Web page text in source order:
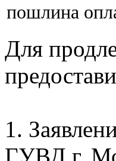
пошлина
Для
1.
ГУВД г.